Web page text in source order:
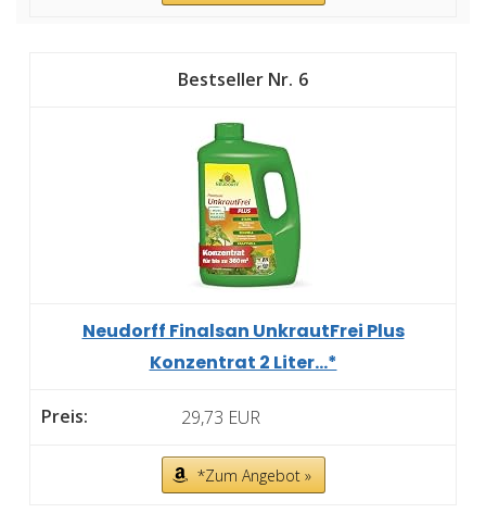
6
Neudorff Finalsan UnkrautFrei Plus
Konzentrat 2 Liter...*
29,73 EUR
*Zum Angebot »